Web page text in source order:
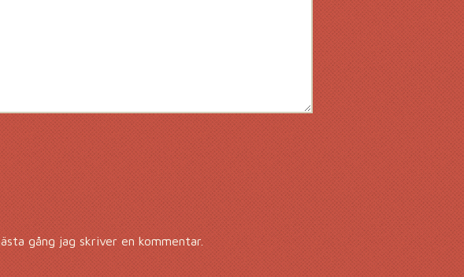
gång jag skriver en kommentar.